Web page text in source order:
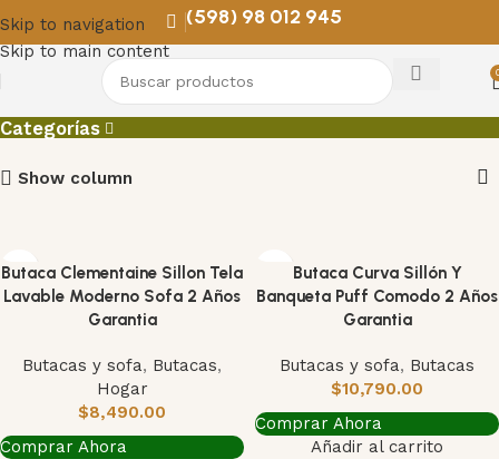
Skip to navigation
Skip to main content
(598) 98 012 945
butaca
Categorías
Show column
Butaca Clementaine Sillon Tela
Lavable Moderno Sofa 2 Años
Garantia
Butacas y sofa, Butacas,
Hogar
$8,490.00
Comprar Ahora
Butaca Curva Sillón Y
Banqueta Puff Comodo 2 Años
Garantia
Butacas y sofa, Butacas
$10,790.00
Comprar Ahora
Añadir al carrito